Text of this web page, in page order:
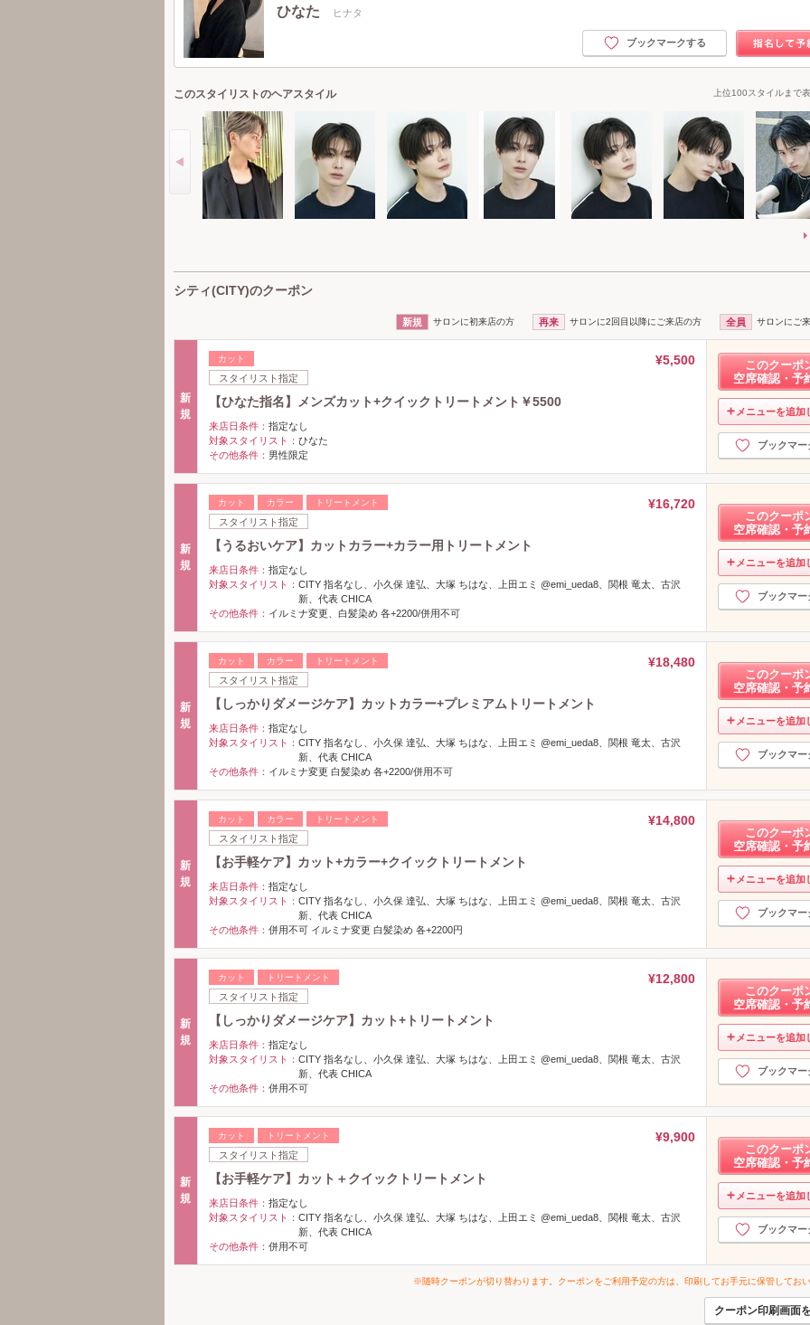
ひなた ヒナタ
ブックマークする
このスタイリストのヘアスタイル 上位100スタイルまで
シティ(CITY)のクーポン
新規 サロンに初来店の方 再来 サロンに2回目以降にご来店の方 全員 サロンにご
新
規
カット
スタイリスト指定
¥5,500
【ひなた指名】メンズカット+クイックトリートメント￥5500
来店日条件： 指定なし
対象スタイリスト： ひなた
その他条件： 男性限定
このクーポ
空席確認・予
メニューを追加
ブックマー
新
規
カット カラー トリートメント
スタイリスト指定
¥16,720
【うるおいケア】カットカラー+カラー用トリートメント
来店日条件： 指定なし
対象スタイリスト： CITY 指名なし、小久保 達弘、大塚 ちはな、上田エミ @emi_ueda8、関根 竜太、古沢
新、代表 CHICA
その他条件： イルミナ変更、白髪染め 各+2200/併用不可
このクーポ
空席確認・予
メニューを追加
ブックマー
新
規
カット カラー トリートメント
スタイリスト指定
¥18,480
【しっかりダメージケア】カットカラー+プレミアムトリートメント
来店日条件： 指定なし
対象スタイリスト： CITY 指名なし、小久保 達弘、大塚 ちはな、上田エミ @emi_ueda8、関根 竜太、古沢
新、代表 CHICA
その他条件： イルミナ変更 白髪染め 各+2200/併用不可
このクーポ
空席確認・予
メニューを追加
ブックマー
新
規
カット カラー トリートメント
スタイリスト指定
¥14,800
【お手軽ケア】カット+カラー+クイックトリートメント
来店日条件： 指定なし
対象スタイリスト： CITY 指名なし、小久保 達弘、大塚 ちはな、上田エミ @emi_ueda8、関根 竜太、古沢
新、代表 CHICA
その他条件： 併用不可 イルミナ変更 白髪染め 各+2200円
このクーポ
空席確認・予
メニューを追加
ブックマー
新
規
カット トリートメント
スタイリスト指定
¥12,800
【しっかりダメージケア】カット+トリートメント
来店日条件： 指定なし
対象スタイリスト： CITY 指名なし、小久保 達弘、大塚 ちはな、上田エミ @emi_ueda8、関根 竜太、古沢
新、代表 CHICA
その他条件： 併用不可
このクーポ
空席確認・予
メニューを追加
ブックマー
新
規
カット トリートメント
スタイリスト指定
¥9,900
【お手軽ケア】カット＋クイックトリートメント
来店日条件： 指定なし
対象スタイリスト： CITY 指名なし、小久保 達弘、大塚 ちはな、上田エミ @emi_ueda8、関根 竜太、古沢
新、代表 CHICA
その他条件： 併用不可
このクーポ
空席確認・予
メニューを追加
ブックマー
※随時クーポンが切り替わります。クーポンをご利用予定の方は、印刷してお手元に保管しておい
クーポン印刷画面